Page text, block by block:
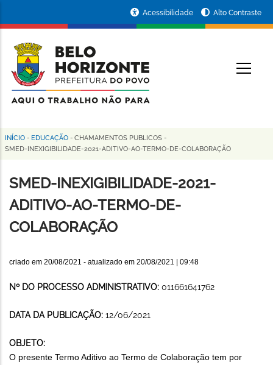
conteúdo
principal
da
Prefeitura
de
Horizonte
Acessibilidade Alto Contraste
Trilha
navegação
INÍCIO - EDUCAÇÃO - CHAMAMENTOS PUBLICOS -
SMED-INEXIGIBILIDADE-2021-ADITIVO-AO-TERMO-DE-COLABORAÇÃO
SMED-INEXIGIBILIDADE-2021-
ADITIVO-AO-TERMO-DE-
COLABORAÇÃO
criado em 20/08/2021 - atualizado em 20/08/2021 | 09:48
Nº DO PROCESSO ADMINISTRATIVO: 011661641762
DATA DA PUBLICAÇÃO: 12/06/2021
OBJETO:
O presente Termo Aditivo ao Termo de Colaboração tem por